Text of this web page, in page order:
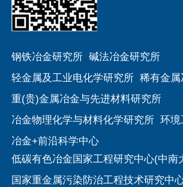
钢铁冶金研究所 碱法冶金研究所
轻金属及工业电化学研究所 稀有金
重(贵)金属冶金与先进材料研究所
冶金物理化学与材料化学研究所 环境
冶金+前沿科学中心
低碳有色冶金国家工程研究中心(中南
国家重金属污染防治工程技术研究中